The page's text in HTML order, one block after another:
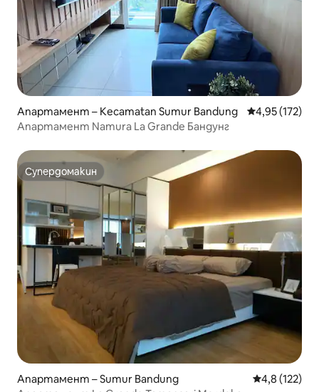
Апартамент – Kecamatan Sumur Bandung Средна
4,95 (172)
Апартамент Namura La Grande Бандунг
Супердомакин
Супердомакин
Апартамент – Sumur Bandung Средна
4,8 (122)